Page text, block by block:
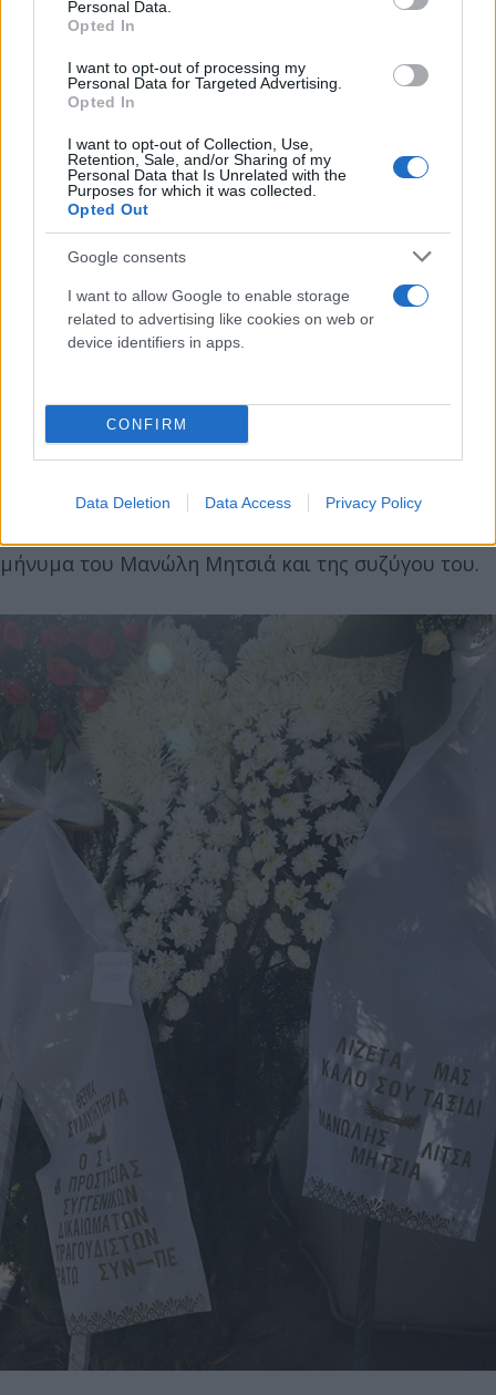
Personal Data.
Opted In
I want to opt-out of processing my
Personal Data for Targeted Advertising.
Opted In
I want to opt-out of Collection, Use,
Retention, Sale, and/or Sharing of my
Personal Data that Is Unrelated with the
Purposes for which it was collected.
Opted Out
Google consents
I want to allow Google to enable storage
related to advertising like cookies on web or
device identifiers in apps.
CONFIRM
Data Deletion Data Access Privacy Policy
μήνυμα του Μανώλη Μητσιά και της συζύγου του.